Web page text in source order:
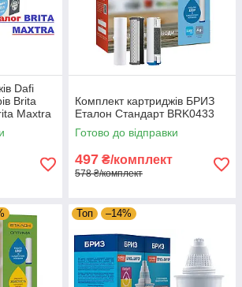
Dafi
Brita
Maxtra
Комплект картриджів БРИЗ
Еталон Стандарт BRK0433
Готово до відправки
497 ₴/комплект
578 ₴/комплект
Топ –14%